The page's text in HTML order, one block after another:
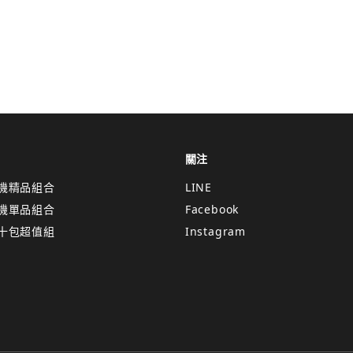
精品組合
單品組合
包超值組
關注
LINE
Facebook
Instagram